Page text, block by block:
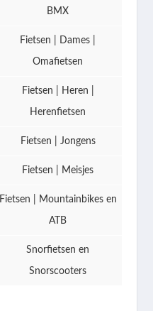
BMX
Fietsen | Dames |
Omafietsen
Fietsen | Heren |
Herenfietsen
Fietsen | Jongens
Fietsen | Meisjes
Fietsen | Mountainbikes en
ATB
Snorfietsen en
Snorscooters